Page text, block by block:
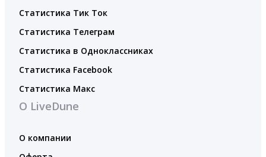
Статистика Тик Ток
Статистика Телеграм
Статистика в Одноклассниках
Статистика Facebook
Статистика Макс
О LiveDune
О компании